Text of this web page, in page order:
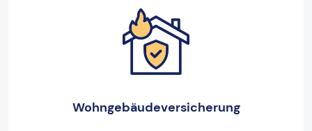
Wohngebäudeversicherung